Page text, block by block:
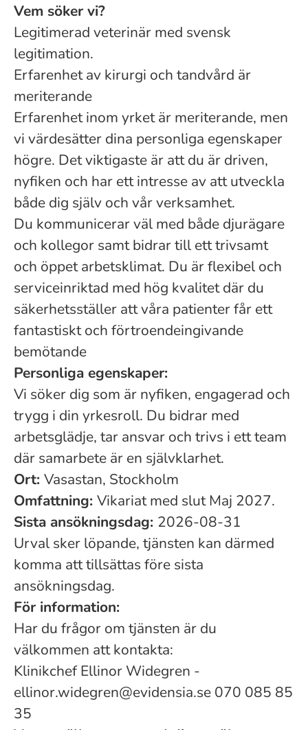
Vem söker vi?
Legitimerad veterinär med svensk
legitimation.
Erfarenhet av kirurgi och tandvård är
meriterande
Erfarenhet inom yrket är meriterande, men
vi värdesätter dina personliga egenskaper
högre. Det viktigaste är att du är driven,
nyfiken och har ett intresse av att utveckla
både dig själv och vår verksamhet.
Du kommunicerar väl med både djurägare
och kollegor samt bidrar till ett trivsamt
och öppet arbetsklimat. Du är flexibel och
serviceinriktad med hög kvalitet där du
säkerhetsställer att våra patienter får ett
fantastiskt och förtroendeingivande
bemötande
Personliga egenskaper:
Vi söker dig som är nyfiken, engagerad och
trygg i din yrkesroll. Du bidrar med
arbetsglädje, tar ansvar och trivs i ett team
där samarbete är en självklarhet.
Ort: Vasastan, Stockholm
Omfattning: Vikariat med slut Maj 2027.
Sista ansökningsdag: 2026-08-31
Urval sker löpande, tjänsten kan därmed
komma att tillsättas före sista
ansökningsdag.
För information:
Har du frågor om tjänsten är du
välkommen att kontakta:
Klinikchef Ellinor Widegren -
ellinor.widegren@evidensia.se 070 085 85
35